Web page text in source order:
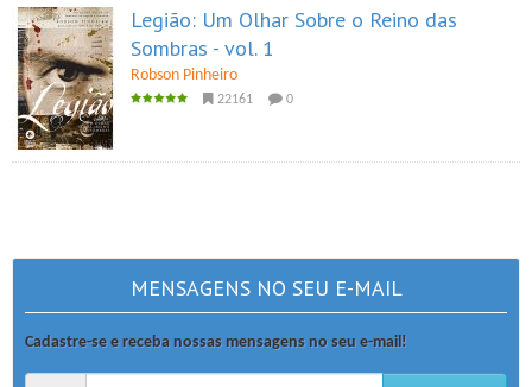
Legião: Um Olhar Sobre o Reino das
Sombras - vol. 1
Robson Pinheiro
22161 0
MENSAGENS NO SEU E-MAIL
Cadastre-se e receba nossas mensagens no seu e-mail!